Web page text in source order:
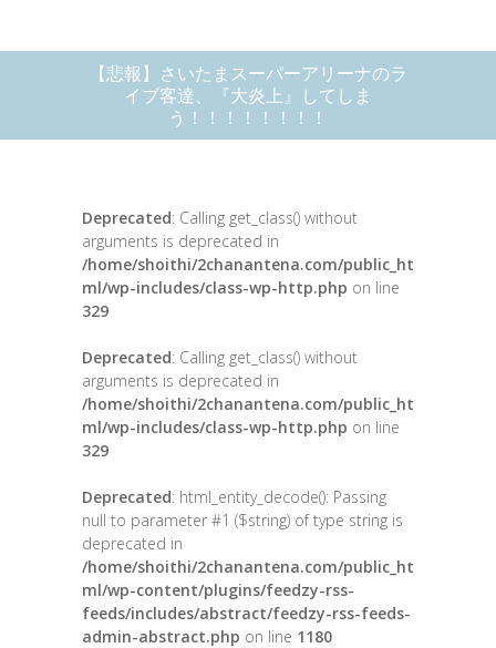
【悲報】さいたまスーパーアリーナのラ
イブ客達、『大炎上』してしま
う！！！！！！！！
Deprecated: Calling get_class() without
arguments is deprecated in
/home/shoithi/2chanantena.com/public_ht
ml/wp-includes/class-wp-http.php on line
329
Deprecated: Calling get_class() without
arguments is deprecated in
/home/shoithi/2chanantena.com/public_ht
ml/wp-includes/class-wp-http.php on line
329
Deprecated: html_entity_decode(): Passing
null to parameter #1 ($string) of type string is
deprecated in
/home/shoithi/2chanantena.com/public_ht
ml/wp-content/plugins/feedzy-rss-
feeds/includes/abstract/feedzy-rss-feeds-
admin-abstract.php on line 1180